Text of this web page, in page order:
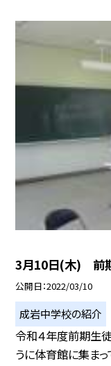
3月10日(木) 前
公開日 2022/03/10
成岩中学校の紹介
令和４年度前期生
うに体育館に集ま